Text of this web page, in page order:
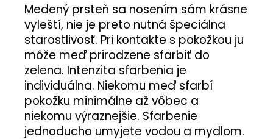
Medený prsteň sa nosením sám krásne
vyleští, nie je preto nutná špeciálna
starostlivosť. Pri kontakte s pokožkou ju
môže meď prirodzene sfarbiť do
zelena. Intenzita sfarbenia je
individuálna. Niekomu meď sfarbí
pokožku minimálne až vôbec a
niekomu výraznejšie. Sfarbenie
jednoducho umyjete vodou a mydlom.